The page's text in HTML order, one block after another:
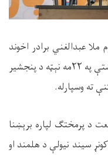
عبدالغني برادر اخوند
په ۲۲مه نېټه د پنجشیر
ته وسپارله.
د پرمختګ لپاره برېښنا
سیند نیولې د هلمند او